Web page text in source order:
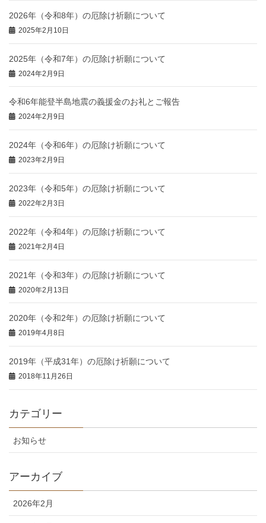
2026年（令和8年）の厄除け祈願について
2025年2月10日
2025年（令和7年）の厄除け祈願について
2024年2月9日
令和6年能登半島地震の義援金のお礼とご報告
2024年2月9日
2024年（令和6年）の厄除け祈願について
2023年2月9日
2023年（令和5年）の厄除け祈願について
2022年2月3日
2022年（令和4年）の厄除け祈願について
2021年2月4日
2021年（令和3年）の厄除け祈願について
2020年2月13日
2020年（令和2年）の厄除け祈願について
2019年4月8日
2019年（平成31年）の厄除け祈願について
2018年11月26日
カテゴリー
お知らせ
アーカイブ
2026年2月